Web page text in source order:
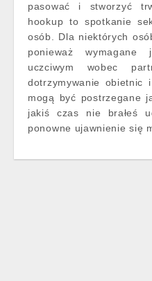
pasować i stworzyć
hookup to spotkanie
osób. Dla niektórych
ponieważ
uczciwym wobec
dotrzymywanie obietnic
mogą być postrzegane
jakiś czas nie brałeś
ponowne ujawnienie się